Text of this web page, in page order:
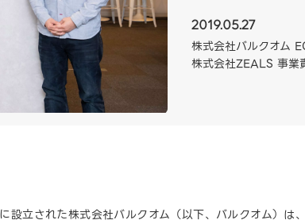
2019.05.27
株式会社バルクオム
株式会社ZEALS 事業
立された株式会社バルクオム（以下、バルクオム）は